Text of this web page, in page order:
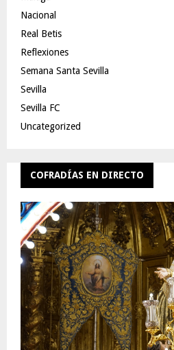
Nacional
Real Betis
Reflexiones
Semana Santa Sevilla
Sevilla
Sevilla FC
Uncategorized
COFRADÍAS EN DIRECTO